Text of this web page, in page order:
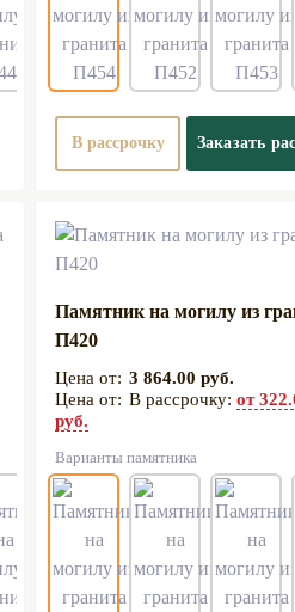
В рассрочку Заказать
Памятник на могилу из
П420
3 864.00 руб.
В рассрочку:от
руб.
Варианты памятника